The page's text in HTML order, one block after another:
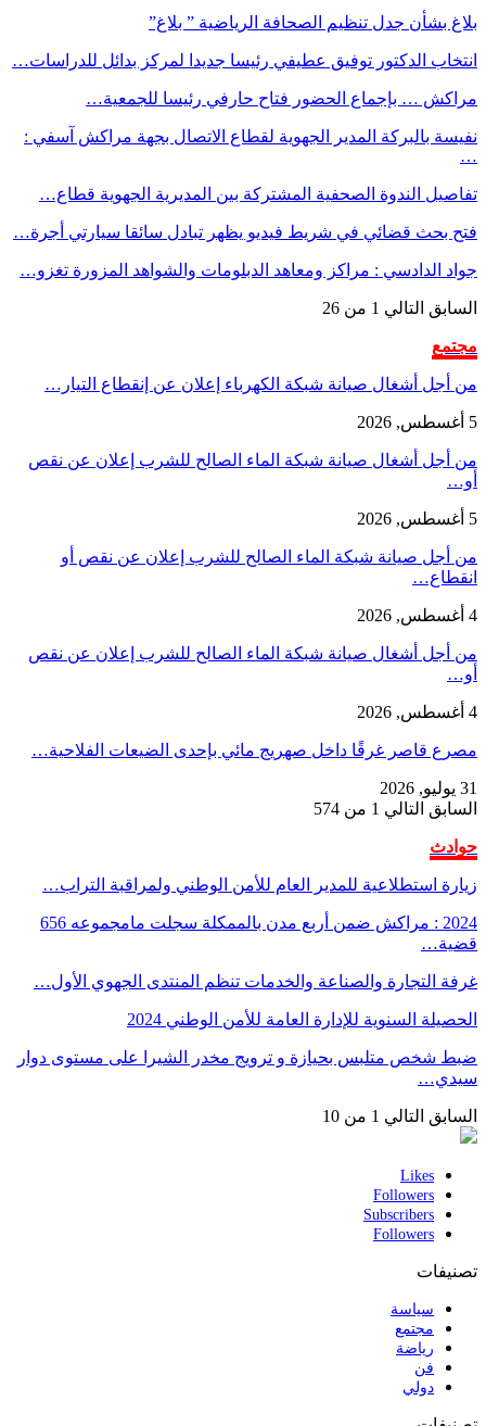
بلاغ بشأن جدل تنظيم الصحافة الرياضية ” بلاغ”
انتخاب الدكتور توفيق عطيفي رئيسا جديدا لمركز بدائل للدراسات…
مراكش … بإجماع الحضور فتاح حارفي رئيسا للجمعية…
نفيسة بالبركة المدير الجهوية لقطاع الاتصال بجهة مراكش آسفي :
…
تفاصيل الندوة الصحفية المشتركة بين المديرية الجهوية قطاع…
فتح بحث قضائي في شريط فيديو يظهر تبادل سائقا سيارتي أجرة…
جواد الدادسي : مراكز ومعاهد الدبلومات والشواهد المزورة تغزو…
السابق التالي 1 من 26
مجتمع
من أجل أشغال صيانة شبكة الكهرباء إعلان عن إنقطاع التيار…
5 أغسطس, 2026
من أجل أشغال صيانة شبكة الماء الصالح للشرب إعلان عن نقص
أو…
5 أغسطس, 2026
من أجل صيانة شبكة الماء الصالح للشرب إعلان عن نقص أو
انقطاع…
4 أغسطس, 2026
من أجل أشغال صيانة شبكة الماء الصالح للشرب إعلان عن نقص
أو…
4 أغسطس, 2026
مصرع قاصر غرقًا داخل صهريج مائي بإحدى الضيعات الفلاحية…
31 يوليو, 2026
السابق التالي 1 من 574
حوادث
زيارة استطلاعية للمدير العام للأمن الوطني ولمراقبة التراب…
2024 : مراكش ضمن أربع مدن بالممكلة سجلت مامجموعه 656
قضية…
غرفة التجارة والصناعة والخدمات تنظم المنتدى الجهوي الأول…
الحصيلة السنوية للإدارة العامة للأمن الوطني 2024
ضبط شخص متلبس بحيازة و ترويج مخدر الشيرا على مستوى دوار
سيدي…
السابق التالي 1 من 10
Likes
Followers
Subscribers
Followers
تصنيفات
سياسة
مجتمع
رياضة
فن
دولي